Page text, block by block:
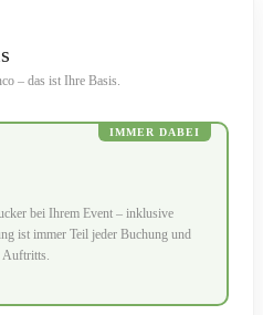
– das ist Ihre Basis.
IMMER DABEI
bei Ihrem Event – inklusive
ist immer Teil jeder Buchung und